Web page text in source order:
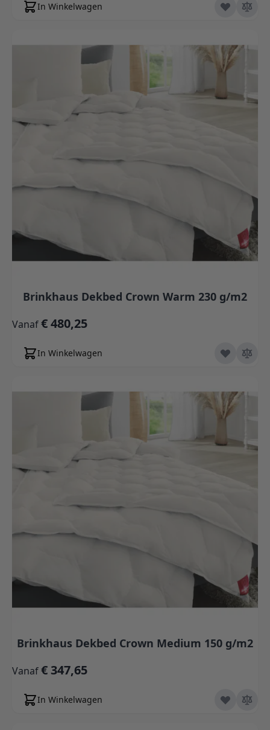
In Winkelwagen
Brinkhaus Dekbed Crown Warm 230 g/m2
Vanaf€ 480,25
In Winkelwagen
Brinkhaus Dekbed Crown Medium 150 g/m2
Vanaf€ 347,65
In Winkelwagen